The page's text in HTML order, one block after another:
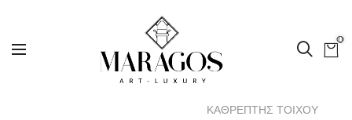
0
ΚΑΘΡΕΠΤΗΣ ΤΟΙΧΟΥ